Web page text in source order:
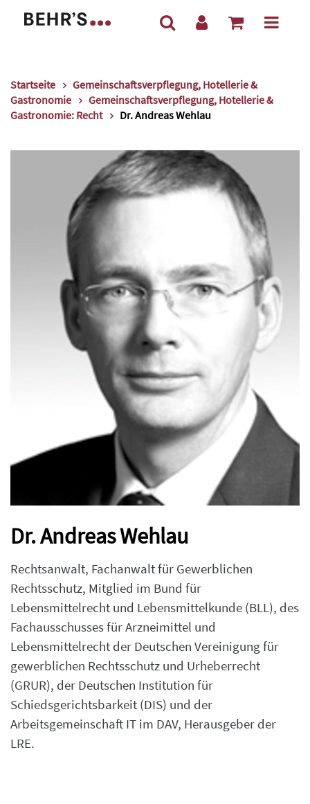
Startseite
Gemeinschaftsverpflegung, Hotellerie &
Gastronomie
Gemeinschaftsverpflegung, Hotellerie &
Gastronomie: Recht
Dr. Andreas Wehlau
Dr. Andreas Wehlau
Rechtsanwalt, Fachanwalt für Gewerblichen
Rechtsschutz, Mitglied im Bund für
Lebensmittelrecht und Lebensmittelkunde (BLL), des
Fachausschusses für Arzneimittel und
Lebensmittelrecht der Deutschen Vereinigung für
gewerblichen Rechtsschutz und Urheberrecht
(GRUR), der Deutschen Institution für
Schiedsgerichtsbarkeit (DIS) und der
Arbeitsgemeinschaft IT im DAV, Herausgeber der
LRE.